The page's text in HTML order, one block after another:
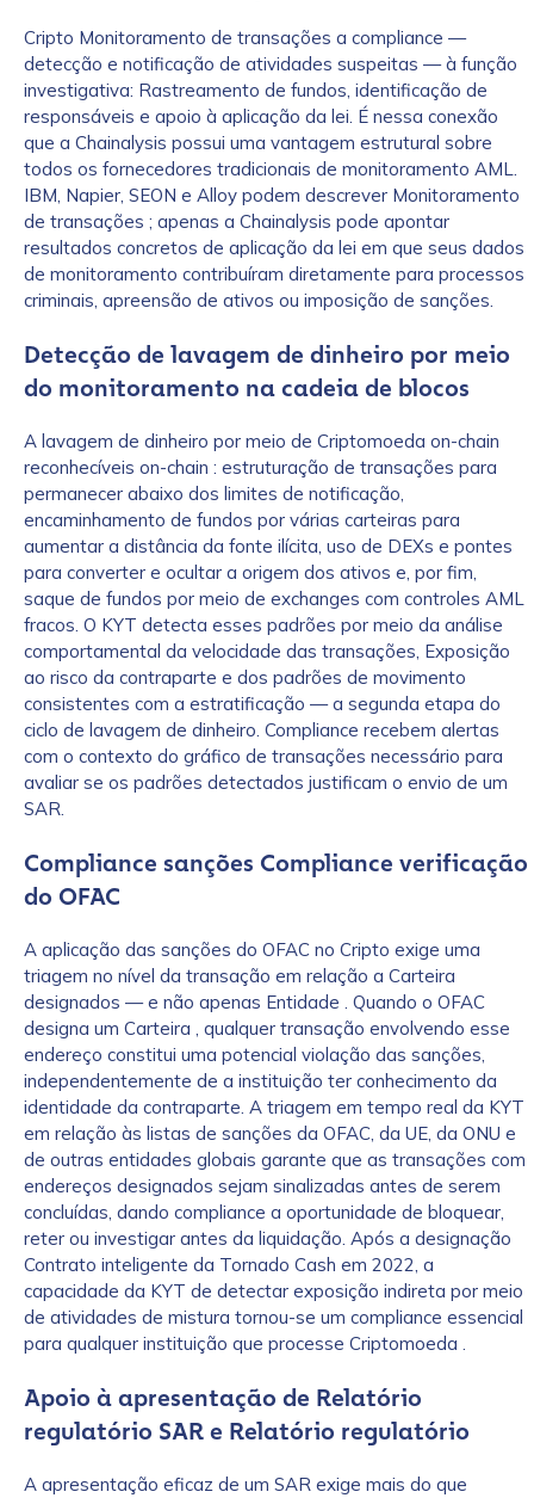
Cripto Monitoramento de transações a compliance —
detecção e notificação de atividades suspeitas — à função
investigativa: Rastreamento de fundos, identificação de
responsáveis e apoio à aplicação da lei. É nessa conexão
que a Chainalysis possui uma vantagem estrutural sobre
todos os fornecedores tradicionais de monitoramento AML.
IBM, Napier, SEON e Alloy podem descrever Monitoramento
de transações ; apenas a Chainalysis pode apontar
resultados concretos de aplicação da lei em que seus dados
de monitoramento contribuíram diretamente para processos
criminais, apreensão de ativos ou imposição de sanções.
Detecção de lavagem de dinheiro por meio
do monitoramento na cadeia de blocos
A lavagem de dinheiro por meio de Criptomoeda on-chain
reconhecíveis on-chain : estruturação de transações para
permanecer abaixo dos limites de notificação,
encaminhamento de fundos por várias carteiras para
aumentar a distância da fonte ilícita, uso de DEXs e pontes
para converter e ocultar a origem dos ativos e, por fim,
saque de fundos por meio de exchanges com controles AML
fracos. O KYT detecta esses padrões por meio da análise
comportamental da velocidade das transações, Exposição
ao risco da contraparte e dos padrões de movimento
consistentes com a estratificação — a segunda etapa do
ciclo de lavagem de dinheiro. Compliance recebem alertas
com o contexto do gráfico de transações necessário para
avaliar se os padrões detectados justificam o envio de um
SAR.
Compliance sanções Compliance verificação
do OFAC
A aplicação das sanções do OFAC no Cripto exige uma
triagem no nível da transação em relação a Carteira
designados — e não apenas Entidade . Quando o OFAC
designa um Carteira , qualquer transação envolvendo esse
endereço constitui uma potencial violação das sanções,
independentemente de a instituição ter conhecimento da
identidade da contraparte. A triagem em tempo real da KYT
em relação às listas de sanções da OFAC, da UE, da ONU e
de outras entidades globais garante que as transações com
endereços designados sejam sinalizadas antes de serem
concluídas, dando compliance a oportunidade de bloquear,
reter ou investigar antes da liquidação. Após a designação
Contrato inteligente da Tornado Cash em 2022, a
capacidade da KYT de detectar exposição indireta por meio
de atividades de mistura tornou-se um compliance essencial
para qualquer instituição que processe Criptomoeda .
Apoio à apresentação de Relatório
regulatório SAR e Relatório regulatório
A apresentação eficaz de um SAR exige mais do que
privacy policy.
Submit